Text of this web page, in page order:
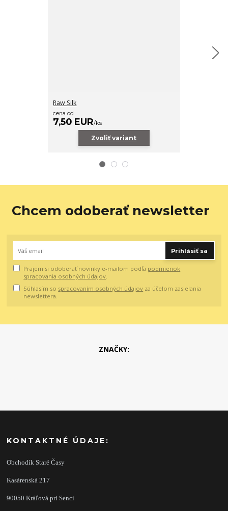
Raw Silk
cena od
7,50 EUR/ks
Zvoliť variant
Chcem odoberať newsletter
Prihlásiť sa
Prajem si odoberať novinky e-mailom podľa podmienok
spracovania osobných údajov
Súhlasím so spracovaním osobných údajov za účelom zasielania
newslettera.
ZNAČKY:
KONTAKTNÉ ÚDAJE:
Obchodík Staré Časy
Kasárenská 217
90050 Kráľová pri Senci